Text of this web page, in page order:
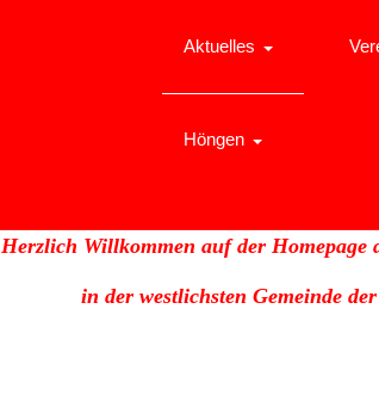
Aktuelles
Höngen
Herzlich Willkommen auf der Homepage
in der westlichsten Gemeinde